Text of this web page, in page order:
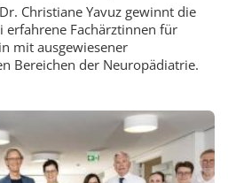
Christiane Yavuz gewinnt die
erfahrene Fachärztinnen für
mit ausgewiesener
Bereichen der Neuropädiatrie.